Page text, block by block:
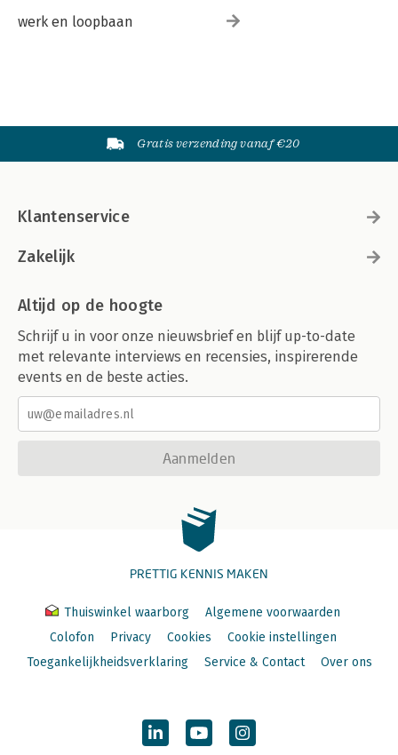
werk en loopbaan
Gratis verzending vanaf €20
Klantenservice
Zakelijk
Altijd op de hoogte
Schrijf u in voor onze nieuwsbrief en blijf up-to-date
met relevante interviews en recensies, inspirerende
events en de beste acties.
Aanmelden
PRETTIG KENNIS MAKEN
Thuiswinkel waarborg
Algemene voorwaarden
Colofon
Privacy Cookies
Cookie instellingen
Toegankelijkheidsverklaring
Service & Contact Over ons